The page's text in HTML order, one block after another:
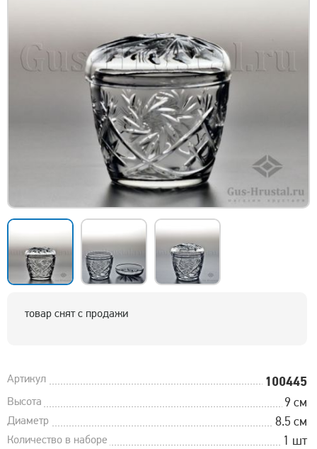
товар снят с продажи
Артикул 100445
Высота 9 см
Диаметр 8.5 см
Количество в наборе 1 шт